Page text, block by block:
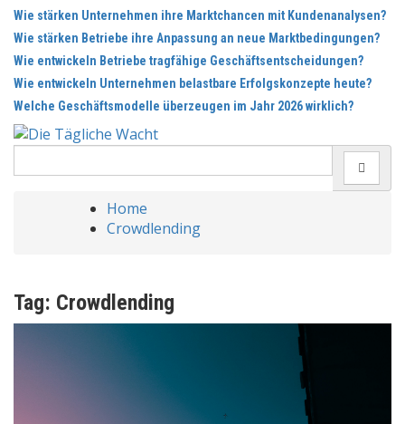
Skip
to
Wie stärken Unternehmen ihre Marktchancen mit Kundenanalysen?
Wie stärken Betriebe ihre Anpassung an neue Marktbedingungen?
Wie entwickeln Betriebe tragfähige Geschäftsentscheidungen?
Wie entwickeln Unternehmen belastbare Erfolgskonzepte heute?
Welche Geschäftsmodelle überzeugen im Jahr 2026 wirklich?
for:
Home
Crowdlending
Tag: Crowdlending